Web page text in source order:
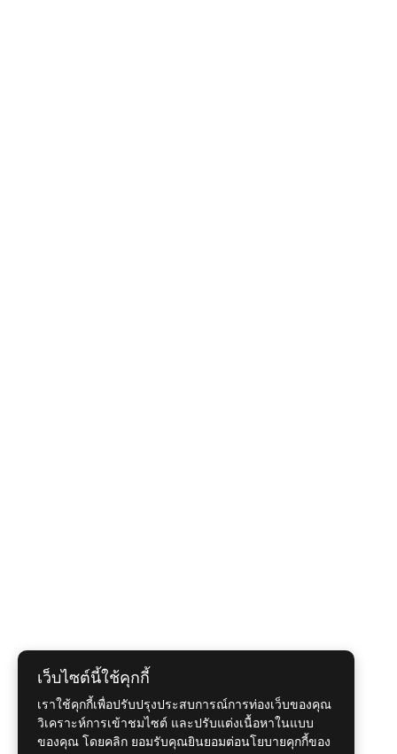
เว็บไซต์นี้ใช้คุกกี้
เราใช้คุกกี้เพื่อปรับปรุงประสบการณ์การท่องเว็บของคุณ
วิเคราะห์การเข้าชมไซต์ และปรับแต่งเนื้อหาในแบบ
ของคุณ โดยคลิก ยอมรับคุณยินยอมต่อนโยบายคุกกี้ของ